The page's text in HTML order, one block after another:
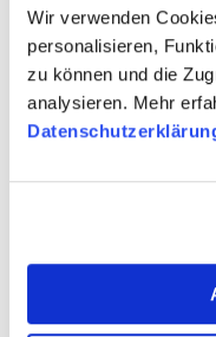
Wir verwenden
personalisieren,
zu können und die
analysieren. Mehr
Lastenverteilung
US-Unterstützung
hinaus stellt auch
und
protektionistische
Zusammenarbeit
In diesem Kontext
folgenden Fragen:
ergeben sich aus
Trumps für das